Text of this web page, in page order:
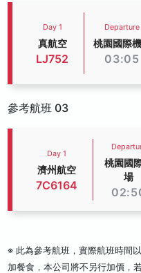
Day 1
真航空
LJ752
Departure
桃園國際
03:05
參考航班 03
Day 1
濟州航空
7C6164
桃園國
場
※ 此為參考航班，實際航班時間
加餐食，本公司將不另行加價，